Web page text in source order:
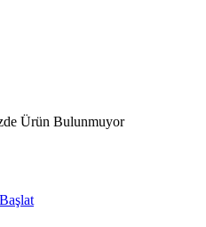
Ürün Bulunmuyor